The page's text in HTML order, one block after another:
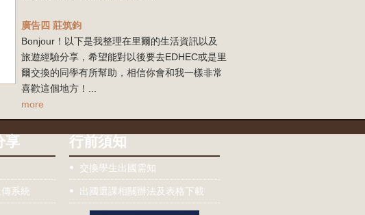
廣告四 莊筑鈞
Bonjour！以下是我整理在里爾的生活資訊以及
旅遊經驗分享，希望能對以後要去EDHEC或是里
爾交換的同學有所幫助，相信你會和我一樣非常
喜歡這個地方！...
more
享
系統
行前須知
交換學生出國需知
出國選課相關辦法及表格下載